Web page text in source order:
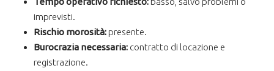
imprevisti.
Rischio morosità:presente.
Burocrazia necessaria: contratto di locazione e
registrazione.